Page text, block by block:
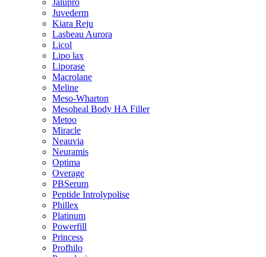
Jalupro
Juvederm
Kiara Reju
Lasbeau Aurora
Licol
Lipo lax
Liporase
Macrolane
Meline
Meso-Wharton
Mesoheal Body HA Filler
Metoo
Miracle
Neauvia
Neuramis
Optima
Overage
PBSerum
Peptide Introlypolise
Phillex
Platinum
Powerfill
Princess
Profhilo